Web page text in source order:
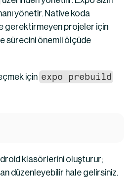
yönetir. Native koda
gerektirmeyen projeler için
sürecini önemli ölçüde
için expo prebuild
klasörlerini oluşturur;
düzenleyebilir hale gelirsiniz.